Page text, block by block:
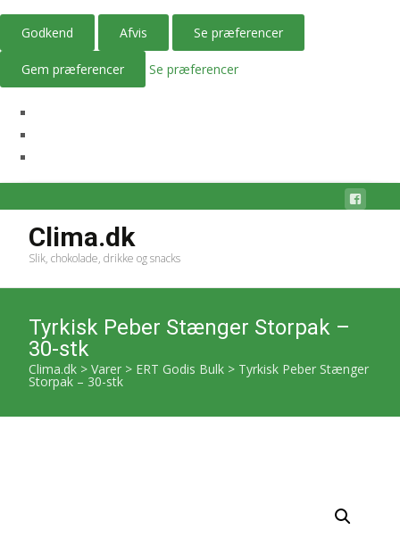
Godkend Afvis Se præferencer
Gem præferencer Se præferencer
Clima.dk
Slik, chokolade, drikke og snacks
Tyrkisk Peber Stænger Storpak –
30-stk
Clima.dk > Varer > ERT Godis Bulk > Tyrkisk Peber Stænger
Storpak – 30-stk